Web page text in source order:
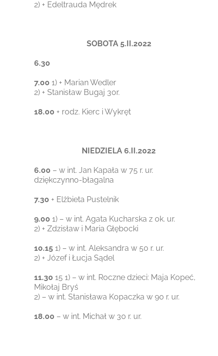
2) + Edeltrauda Mędrek
SOBOTA 5.II.2022
6.30
7.00 1) + Marian Wedler
2) + Stanisław Bugaj 30r.
18.00 + rodz. Kierc i Wykręt
NIEDZIELA 6.II.2022
6.00 – w int. Jan Kapała w 75 r. ur.
dziękczynno-błagalna
7.30 + Elżbieta Pustelnik
9.00 1) – w int. Agata Kucharska z ok. ur.
2) + Zdzisław i Maria Głębocki
10.15 1) – w int. Aleksandra w 50 r. ur.
2) + Józef i Łucja Sądel
11.30 15 1) – w int. Roczne dzieci: Maja Kopeć,
Mikołaj Bryś
2) – w int. Stanisława Kopaczka w 90 r. ur.
18.00 – w int. Michał w 30 r. ur.